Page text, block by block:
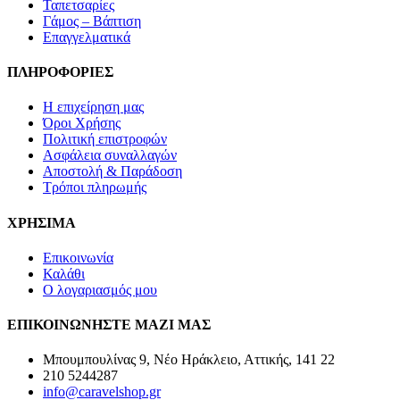
Ταπετσαρίες
Γάμος – Βάπτιση
Επαγγελματικά
ΠΛΗΡΟΦΟΡΙΕΣ
Η επιχείρηση μας
Όροι Χρήσης
Πολιτική επιστροφών
Ασφάλεια συναλλαγών
Αποστολή & Παράδοση
Τρόποι πληρωμής
ΧΡΗΣΙΜΑ
Επικοινωνία
Καλάθι
Ο λογαριασμός μου
ΕΠΙΚΟΙΝΩΝΗΣΤΕ ΜΑΖΙ ΜΑΣ
Μπουμπουλίνας 9, Νέο Ηράκλειο, Αττικής, 141 22
210 5244287
info@caravelshop.gr